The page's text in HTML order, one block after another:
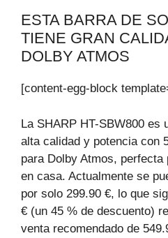
ESTA BARRA DE
TIENE GRAN
DOLBY ATMOS
[content-egg-block
La SHARP HT-SBW800 es
alta calidad y potencia con
para Dolby Atmos,
en casa. Actualmente se
por solo 299.90 €, lo que
€ (un 45 % de descuento)
venta recomendado de